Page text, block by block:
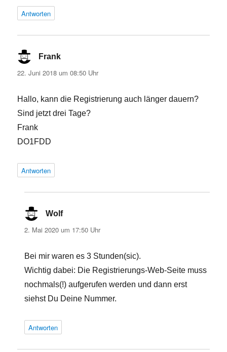
Antworten
Frank
22. Juni 2018 um 08:50 Uhr
Hallo, kann die Registrierung auch länger dauern?
Sind jetzt drei Tage?
Frank
DO1FDD
Antworten
Wolfsagt:
2. Mai 2020 um 17:50 Uhr
Bei mir waren es 3 Stunden(sic).
Wichtig dabei: Die Registrierungs-Web-Seite muss
nochmals(!) aufgerufen werden und dann erst
siehst Du Deine Nummer.
Antworten